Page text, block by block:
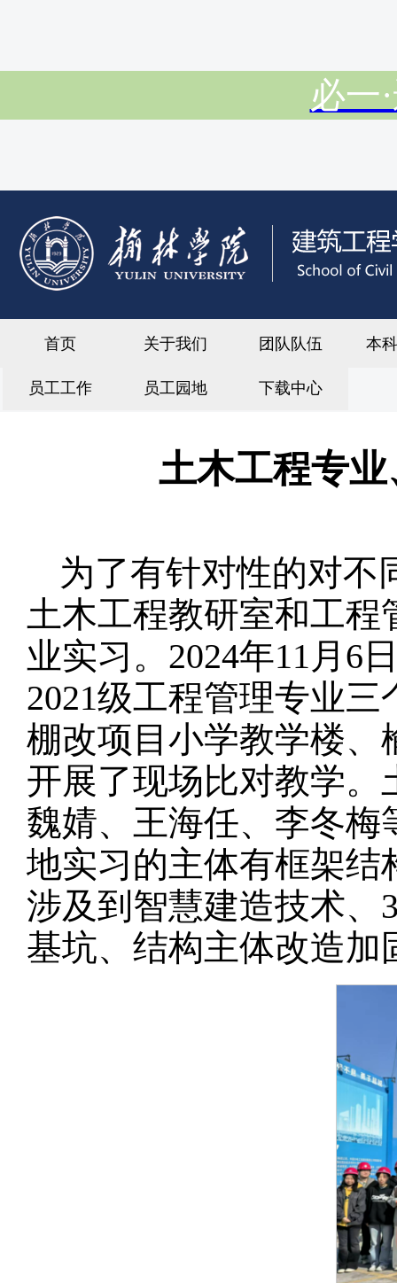
必一
首页 关于我们 团队队伍 本
员工工作 员工园地 下载中心
土木工程专
为了有针对性的对不
土木工程教研室和工
业实习。2024年11月6
2021级工程管理专业
棚改项目小学教学楼、
开展了现场比对教学
魏婧、王海任、李冬梅
地实习的主体有框架结
涉及到智慧建造技术、
基坑、结构主体改造加